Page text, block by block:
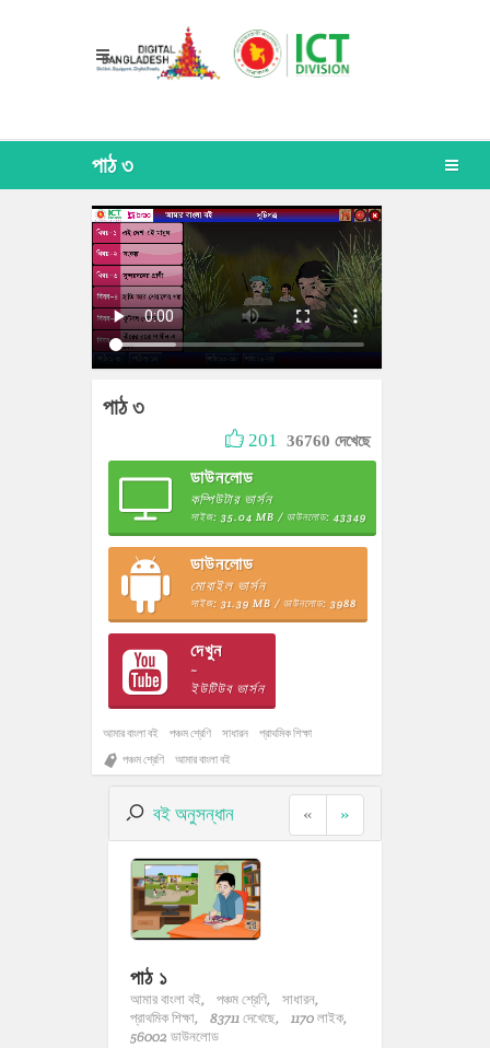
পাঠ ৩
পাঠ ৩
201 36760 দেখেছে
ডাউনলোড
কম্পিউটার ভার্সন
সাইজ: 35.04 MB / ডাউনলোড: 43349
ডাউনলোড
মোবাইল ভার্সন
সাইজ: 31.39 MB / ডাউনলোড: 3988
দেখুন
~
ইউটিউব ভার্সন
আমার বাংলা বই পঞ্চম শ্রেণি সাধারন
প্রাথমিক শিক্ষা
পঞ্চম শ্রেণি
আমার বাংলা বই
বই অনুসন্ধান « »
পাঠ ১
আমার বাংলা বই, পঞ্চম শ্রেণি,
সাধারন,
প্রাথমিক শিক্ষা,
83711 দেখেছে,
1170 লাইক,
56002 ডাউনলোড